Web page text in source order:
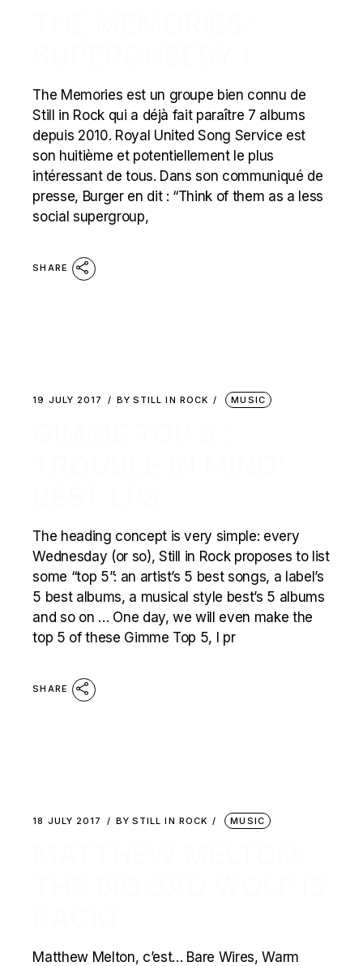
The Memories est un groupe bien connu de
Still in Rock qui a déjà fait paraître 7 albums
depuis 2010. Royal United Song Service est
son huitième et potentiellement le plus
intéressant de tous. Dans son communiqué de
presse, Burger en dit : “Think of them as a less
social supergroup,
SHARE
19 JULY 2017 BY STILL IN ROCK MUSIC
The heading concept is very simple: every
Wednesday (or so), Still in Rock proposes to list
some “top 5”: an artist’s 5 best songs, a label’s
5 best albums, a musical style best’s 5 albums
and so on … One day, we will even make the
top 5 of these Gimme Top 5, I pr
SHARE
18 JULY 2017 BY STILL IN ROCK MUSIC
Matthew Melton, c’est… Bare Wires, Warm